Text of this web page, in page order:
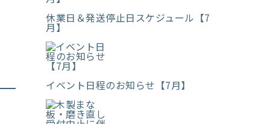
休業日＆発送停止日スケジュール【7
月】
イベント日程のお知らせ【7月】